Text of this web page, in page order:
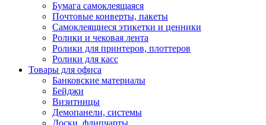
Бумага самоклеящаяся
Почтовые конверты, пакеты
Самоклеящиеся этикетки и ценники
Ролики и чековая лента
Ролики для принтеров, плоттеров
Ролики для касс
Товары для офиса
Банковские материалы
Бейджи
Визитницы
Демопанели, системы